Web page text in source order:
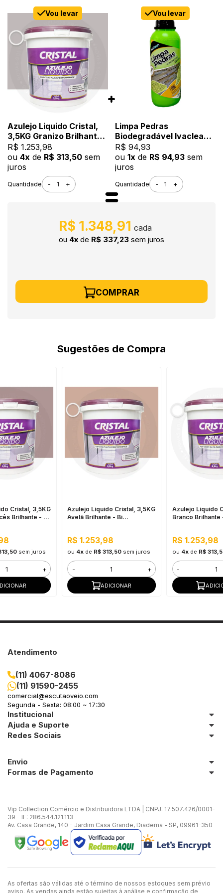
Vou levar
Azulejo Liquido Cristal,
3,5KG Granizo Brilhante -
Bi Componente e
Impermeável
R$ 1.253,98
ou 4x de R$ 313,50 sem
juros
Quantidade - +
Vou levar
Limpa Pedras
Biodegradável Ivaclean,
1L - Limpeza Pesada,
Baixo Odor
R$ 94,93
ou 1x de R$ 94,93 sem
juros
Quantidade - +
R$ 1.348,91
ou 4x de R$ 337,23 sem juros
COMPRAR
Sugestões de Compra
Cristal, 3,5KG
Brilhante - Bi
sem juros
+
Azulejo Liquido Cristal, 3,5KG
Avelã Brilhante - Bi
R$ 1.253,98
ou 4x de R$ 313,50 sem juros
- +
ADICIONAR
Azulejo Liquido
Branco Brilhante
R$ 1.253,98
ou 4xde R$
-
Atendimento
(11) 4067-8086
(11) 91590-2455
comercial@escutaoveio.com
Segunda - Sexta: 08:00 ~ 17:30
Institucional
Ajuda e Suporte
Redes Sociais
Envio
Formas de Pagamento
Vip Collection Comércio e Distribuidora LTDA | CNPJ: 17.507.426/0001-
39 - IE: 286.544.121.113
Av. Casa Grande, 140 - Jardim Casa Grande, Diadema - SP, 09961-350
As ofertas são válidas até o término de nossos estoques sem prévio
aviso. As vendas ainda estão sujeitas à análise e confirmação de